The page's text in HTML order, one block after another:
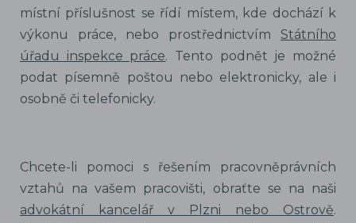
místní příslušnost se řídí místem, kde dochází k
výkonu práce, nebo prostřednictvím Státního
úřadu inspekce práce. Tento podnět je možné
podat písemně poštou nebo elektronicky, ale i
osobně či telefonicky.
Chcete-li pomoci s řešením pracovněprávních
vztahů na vašem pracovišti, obraťte se na naši
advokátní kancelář v Plzni nebo Ostrově.